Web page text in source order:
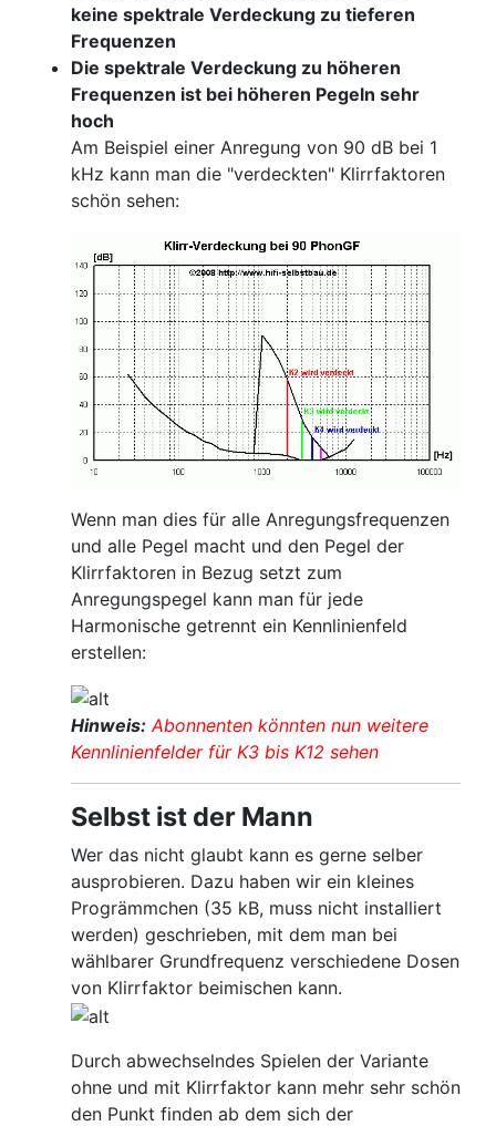
keine spektrale Verdeckung zu tieferen
Frequenzen
Die spektrale Verdeckung zu höheren
Frequenzen ist bei höheren Pegeln sehr
hoch
Am Beispiel einer Anregung von 90 dB bei 1
kHz kann man die "verdeckten" Klirrfaktoren
schön sehen:
Wenn man dies für alle Anregungsfrequenzen
und alle Pegel macht und den Pegel der
Klirrfaktoren in Bezug setzt zum
Anregungspegel kann man für jede
Harmonische getrennt ein Kennlinienfeld
erstellen:
Hinweis: Abonnenten könnten nun weitere
Kennlinienfelder für K3 bis K12 sehen
Selbst ist der Mann
Wer das nicht glaubt kann es gerne selber
ausprobieren. Dazu haben wir ein kleines
Progrämmchen (35 kB, muss nicht installiert
werden) geschrieben, mit dem man bei
wählbarer Grundfrequenz verschiedene Dosen
von Klirrfaktor beimischen kann.
Durch abwechselndes Spielen der Variante
ohne und mit Klirrfaktor kann mehr sehr schön
den Punkt finden ab dem sich der